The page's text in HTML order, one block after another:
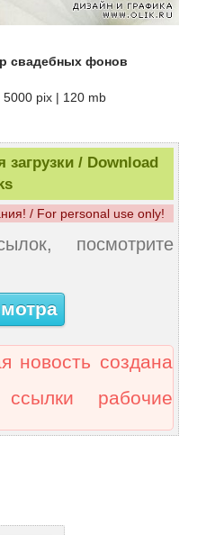
свадебных фонов
pix | 120 mb
/ Download
/ For personal use only!
посмотрите
новость создана
рабочие